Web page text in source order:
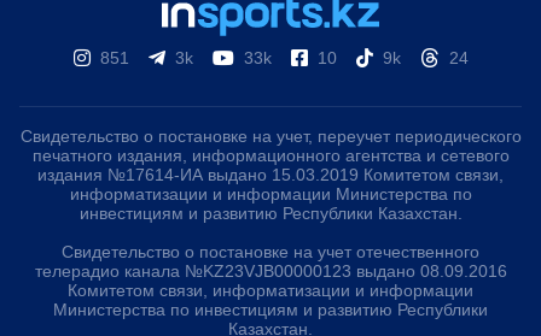
851 3k 33k 10 9k 24
Свидетельство о постановке на учет, переучет периодического
печатного издания, информационного агентства и сетевого
издания №17614-ИА выдано 15.03.2019 Комитетом связи,
информатизации и информации Министерства по
инвестициям и развитию Республики Казахстан.
Свидетельство о постановке на учет отечественного
телерадио канала №KZ23VJB00000123 выдано 08.09.2016
Комитетом связи, информатизации и информации
Министерства по инвестициям и развитию Республики
Казахстан.